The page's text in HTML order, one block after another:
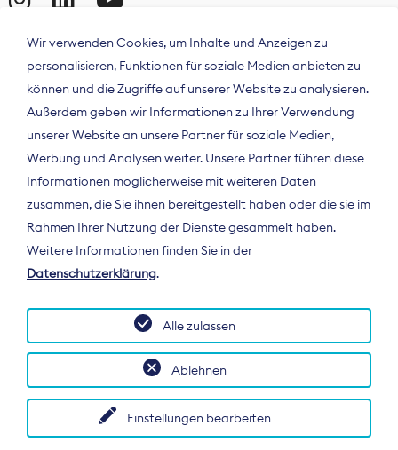
Der Bundesverband Digitalpublisher und
Zeitungsverleger (BDZV) vertritt als
Spitzenorganisation die Interessen der
Deutschland und auf EU-Ebene.
© 2026 BDZV. All rights reserved.
Wir verwenden Cookies, um Inhalte und Anzeigen zu
personalisieren, Funktionen für soziale Medien anbieten zu
können und die Zugriffe auf unserer Website zu analysieren.
Außerdem geben wir Informationen zu Ihrer Verwendung
unserer Website an unsere Partner für soziale Medien,
Werbung und Analysen weiter. Unsere Partner führen diese
Informationen möglicherweise mit weiteren Daten
zusammen, die Sie ihnen bereitgestellt haben oder die sie im
Rahmen Ihrer Nutzung der Dienste gesammelt haben.
Weitere Informationen finden Sie in der
Datenschutzerklärung.
Einstellungen bearbeiten
Ablehnen
Alle zulassen